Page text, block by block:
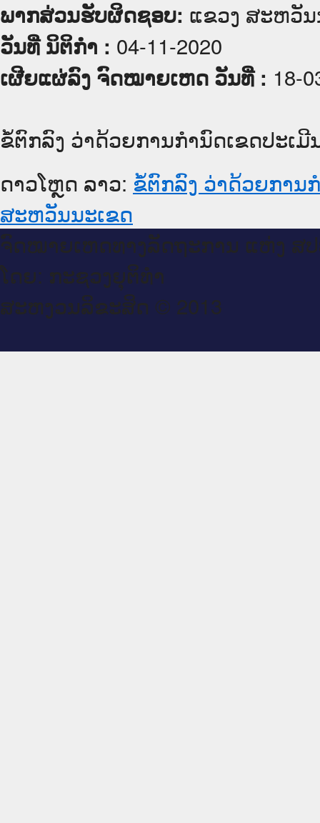
ພາກສ່ວນຮັບຜິດຊອບ: ແຂວງ ສະຫວັ
ວັນທີ່ ນິຕິກໍາ : 04-11-2020
ເຜີຍແຜ່ລົງ ຈົດໝາຍເຫດ ວັນທີ່ : 18-
ຂໍ້ຕົກລົງ ວ່າດ້ວຍການກໍານົດເຂດປະເ
ດາວໂຫຼດ ລາວ: ຂໍ້ຕົກລົງ ວ່າດ້ວຍການ
ສະຫວັນນະເຂດ
ຈົດ​ໝາຍ​ເຫດ​ທາງ​ລັດ​ຖະ​ການ ແຫ່ງ ສ​
ໂດຍ: ກະ​ຊວງຍຸ​ຕິ​ທຳ
ສະ​ຫງວນ​ລິ​ຂະ​ສິດ © 2013